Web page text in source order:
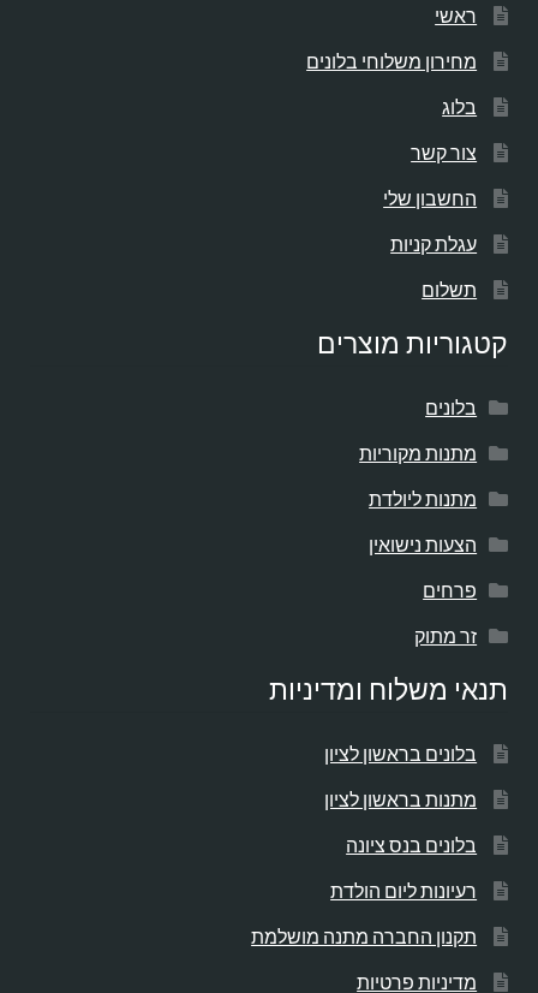
ראשי
מחירון משלוחי בלונים
בלוג
צור קשר
החשבון שלי
עגלת קניות
תשלום
קטגוריות מוצרים
בלונים
מתנות מקוריות
מתנות ליולדת
הצעות נישואין
פרחים
זר מתוק
תנאי משלוח ומדיניות
בלונים בראשון לציון
מתנות בראשון לציון
בלונים בנס ציונה
רעיונות ליום הולדת
תקנון החברה מתנה מושלמת
מדיניות פרטיות